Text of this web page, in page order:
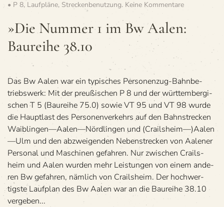
• P 8, Laufpläne, Streckenbenutzung. Keine Kommentarezu
mer
Aalen:
reihe
38.10
»Die Num­mer 1 im Bw Aalen:
Bau­reihe 38.10
Das Bw Aalen war ein typi­sches Per­so­nen­zug-Bahn­be­
triebs­werk: Mit der preu­ßi­schen P 8 und der würt­tem­ber­gi­
schen T 5 (Bau­reihe 75.0) sowie VT 95 und VT 98 wurde
die Haupt­last des Per­so­nen­ver­kehrs auf den Bahn­stre­cken
Waiblingen—Aalen—Nördlingen und (Crailsheim—)Aalen
—Ulm und den abzwei­gen­den Neben­stre­cken von Aale­ner
Per­so­nal und Maschi­nen gefah­ren. Nur zwi­schen Crails­
heim und Aalen wur­den mehr Leis­tun­gen von einem ande­
ren Bw gefah­ren, näm­lich von Crailsheim. Der hoch­wer­
tigste Lauf­plan des Bw Aalen war an die Bau­reihe 38.10
ver­ge­ben...